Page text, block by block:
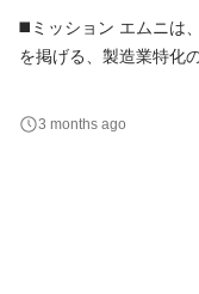
◼️ミッション エムニは
を掲げる、製造業特化
本ポジションではWeb
見据えたWeb基盤の設
3 months ago